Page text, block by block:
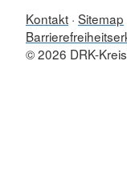
Kontakt Sitemap
© 2026 DRK-